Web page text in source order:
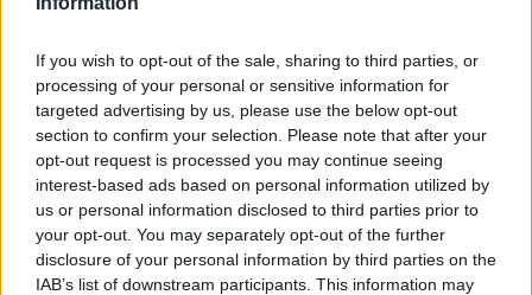
If you wish to opt-out of the sale, sharing to third parties, or
processing of your personal or sensitive information for
targeted advertising by us, please use the below opt-out
section to confirm your selection. Please note that after your
opt-out request is processed you may continue seeing
interest-based ads based on personal information utilized by
us or personal information disclosed to third parties prior to
your opt-out. You may separately opt-out of the further
disclosure of your personal information by third parties on the
IAB’s list of downstream participants. This information may
innovativo strumento di supporto dell’attività dell’operatore di
polizia, ma non un sostituto delle decisioni umane: ogni utilizzo
deve essere rispettoso delle regole in materia di protezione dei dati
personali, proporzionato e sottoposto a revisione o sorveglianza
umana qualificata; non si tratta dunque di un poliziotto
automatizzato. Ci sono regole stringenti per l’identificazione
biometrica in tempo reale per finalità di polizia: questa è ammessa
solo in casi eccezionali”, ricorda Piantedosi. “Non c’è nessun